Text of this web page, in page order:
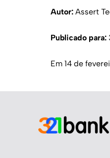
Autor: Assert
Publicado para:
Em 14 de